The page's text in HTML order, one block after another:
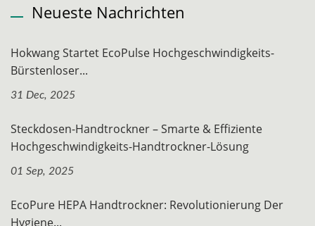
Neueste Nachrichten
Hokwang Startet EcoPulse Hochgeschwindigkeits-
Bürstenloser...
31 Dec, 2025
Steckdosen-Handtrockner – Smarte & Effiziente
Hochgeschwindigkeits-Handtrockner-Lösung
01 Sep, 2025
EcoPure HEPA Handtrockner: Revolutionierung Der
Hygiene...